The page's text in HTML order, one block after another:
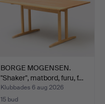
BORGE MOGENSEN.
"Shaker", matbord, furu, f…
Klubbades 6 aug 2026
15 bud